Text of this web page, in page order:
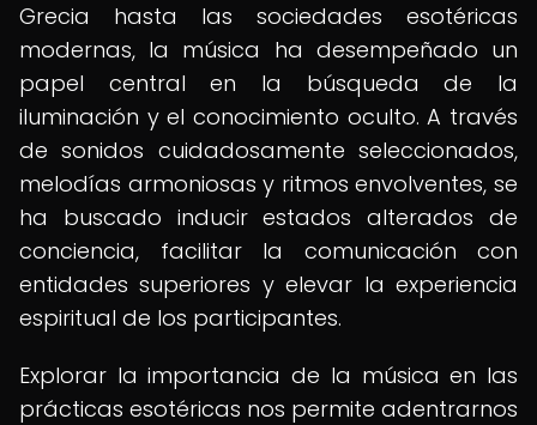
Grecia hasta las sociedades esotéricas
modernas, la música ha desempeñado un
papel central en la búsqueda de la
iluminación y el conocimiento oculto. A través
de sonidos cuidadosamente seleccionados,
melodías armoniosas y ritmos envolventes, se
ha buscado inducir estados alterados de
conciencia, facilitar la comunicación con
entidades superiores y elevar la experiencia
espiritual de los participantes.
Explorar la importancia de la música en las
prácticas esotéricas nos permite adentrarnos